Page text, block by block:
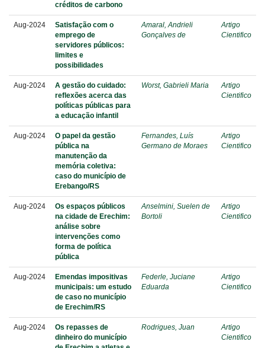
créditos de carbono
Aug-2024
Satisfação com o
emprego de
servidores públicos:
limites e
possibilidades
Amaral, Andrieli
Gonçalves de
Artigo
Cientifico
Aug-2024
A gestão do cuidado:
reflexões acerca das
políticas públicas para
a educação infantil
Worst, Gabrieli Maria
Artigo
Cientifico
Aug-2024
O papel da gestão
pública na
manutenção da
memória coletiva:
caso do município de
Erebango/RS
Fernandes, Luís
Germano de Moraes
Artigo
Cientifico
Aug-2024
Os espaços públicos
na cidade de Erechim:
análise sobre
intervenções como
forma de política
pública
Anselmini, Suelen de
Bortoli
Artigo
Cientifico
Aug-2024
Emendas impositivas
municipais: um estudo
de caso no município
de Erechim/RS
Federle, Juciane
Eduarda
Artigo
Cientifico
Aug-2024
Os repasses de
dinheiro do município
Rodrigues, Juan
Artigo
Cientifico